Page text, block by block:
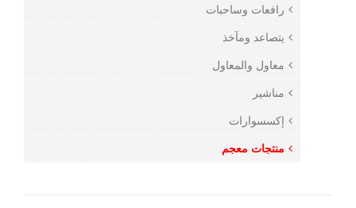
رافعات وساحبات
يتصاعد ومآخذ
معاول والمعاول
مناشير
إكسسوارات
منتجات معجم